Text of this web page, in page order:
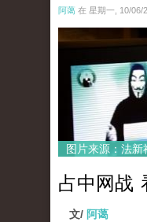
阿蔼 在 星期一, 10/06/
anp-
图片来源：法新
占中网战
文/ 阿蔼